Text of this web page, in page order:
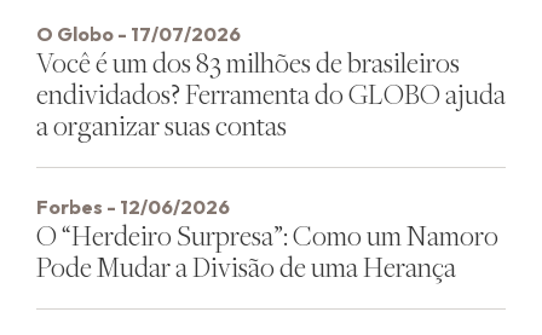
O Globo - 17/07/2026
Você é um dos 83 milhões de brasileiros
endividados? Ferramenta do GLOBO ajuda
a organizar suas contas
Forbes - 12/06/2026
O “Herdeiro Surpresa”: Como um Namoro
Pode Mudar a Divisão de uma Herança